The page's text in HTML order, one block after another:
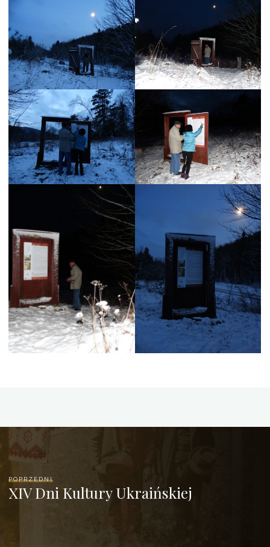
POPRZEDNI
XIV Dni Kultury Ukraińskiej